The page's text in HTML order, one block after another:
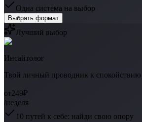
Одна система на выбор
Выбрать формат
Лучший выбор
Инсайтолог
Твой личный проводник к спокойствию
от249₽
/неделя
10 путей к себе: найди свою опору